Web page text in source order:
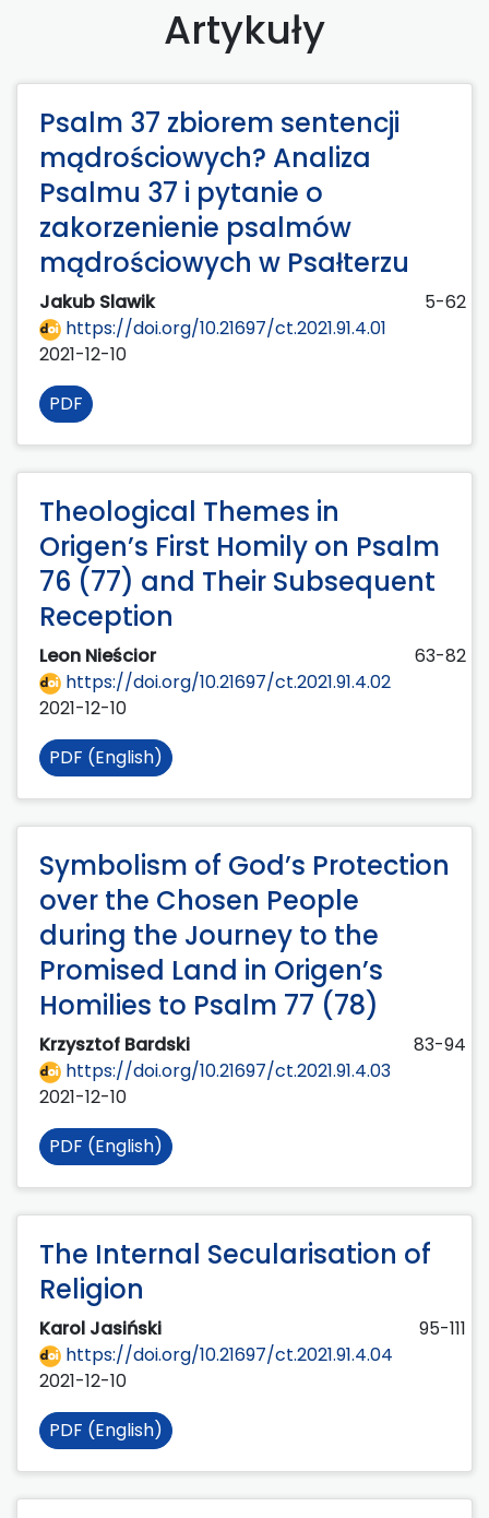
Artykuły
Psalm 37 zbiorem sentencji
mądrościowych? Analiza
Psalmu 37 i pytanie o
zakorzenienie psalmów
mądrościowych w Psałterzu
Jakub Slawik
5-62
https://doi.org/10.21697/ct.2021.91.4.01
2021-12-10
PDF
Theological Themes in
Origen’s First Homily on Psalm
76 (77) and Their Subsequent
Reception
Leon Nieścior
63-82
https://doi.org/10.21697/ct.2021.91.4.02
2021-12-10
PDF (English)
Symbolism of God’s Protection
over the Chosen People
during the Journey to the
Promised Land in Origen’s
Homilies to Psalm 77 (78)
Krzysztof Bardski
83-94
https://doi.org/10.21697/ct.2021.91.4.03
2021-12-10
PDF (English)
The Internal Secularisation of
Religion
Karol Jasiński
95-111
https://doi.org/10.21697/ct.2021.91.4.04
2021-12-10
PDF (English)